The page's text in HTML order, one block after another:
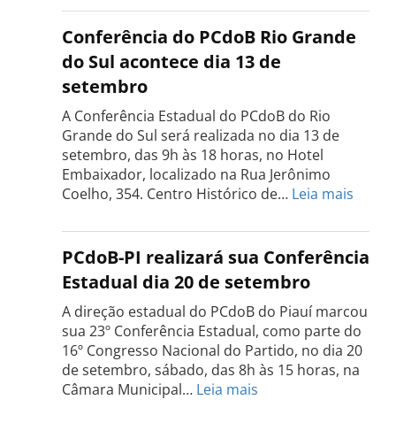
Estadual
do
Tocantins
será
realizada
dia
18
de
setembro
Conferência do PCdoB Rio Grande
do Sul acontece dia 13 de
setembro
A Conferência Estadual do PCdoB do Rio
Grande do Sul será realizada no dia 13 de
setembro, das 9h às 18 horas, no Hotel
Embaixador, localizado na Rua Jerônimo
Coelho, 354. Centro Histórico de… Leia mais
do
PCdoB
do
Sul
dia
PCdoB-PI realizará sua Conferência
Estadual dia 20 de setembro
A direção estadual do PCdoB do Piauí marcou
sua 23º Conferência Estadual, como parte do
16º Congresso Nacional do Partido, no dia 20
de setembro, sábado, das 8h às 15 horas, na
Câmara Municipal… Leia mais